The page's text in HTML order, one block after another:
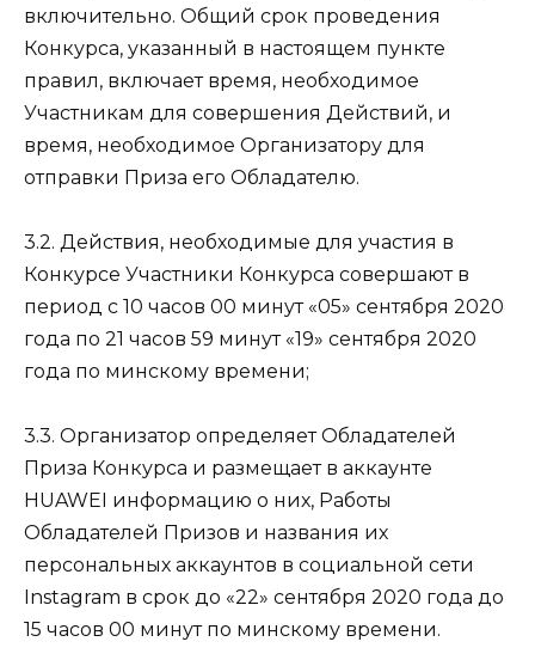
включительно. Общий срок проведения
Конкурса, указанный в настоящем пункте
правил, включает время, необходимое
Участникам для совершения Действий, и
время, необходимое Организатору для
отправки Приза его Обладателю.
3.2. Действия, необходимые для участия в
Конкурсе Участники Конкурса совершают в
период с 10 часов 00 минут «05» сентября 2020
года по 21 часов 59 минут «19» сентября 2020
года по минскому времени;
3.3. Организатор определяет Обладателей
Приза Конкурса и размещает в аккаунте
HUAWEI информацию о них, Работы
Обладателей Призов и названия их
персональных аккаунтов в социальной сети
Instagram в срок до «22» сентября 2020 года до
15 часов 00 минут по минскому времени.